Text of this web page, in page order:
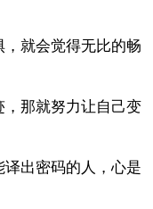
就会觉得无比的畅
那就努力让自己变
出密码的人，心是